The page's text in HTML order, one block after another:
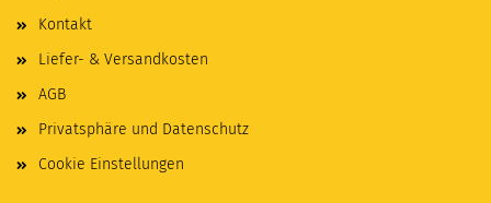
Kontakt
Liefer- & Versandkosten
AGB
Privatsphäre und Datenschutz
Cookie Einstellungen